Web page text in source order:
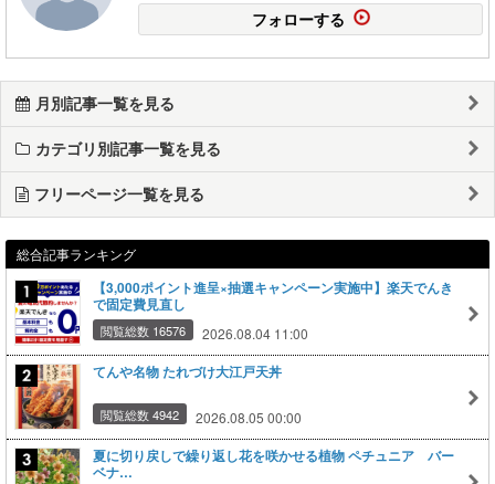
フォローする
月別記事一覧を見る
カテゴリ別記事一覧を見る
フリーページ一覧を見る
総合記事ランキング
【3,000ポイント進呈×抽選キャンペーン実施中】楽天でんき
で固定費見直し
閲覧総数 16576 2026.08.04 11:00
てんや名物 たれづけ大江戸天丼
閲覧総数 4942 2026.08.05 00:00
夏に切り戻しで繰り返し花を咲かせる植物 ペチュニア バー
ベナ…